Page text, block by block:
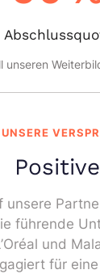
unseren
UNSERE
unsere
führende
und
für